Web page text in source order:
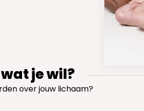
je wil?
over jouw lichaam?